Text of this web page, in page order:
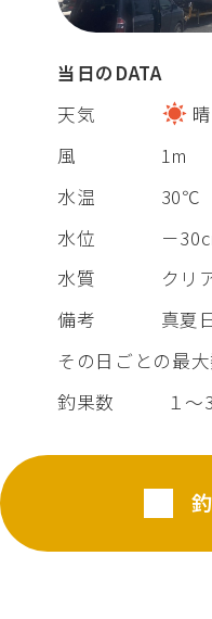
当日のDATA
天気
風
1m
水温
30℃
水位
－
水質
クリ
備考
真夏
その日ごとの最大
釣果数
１～3